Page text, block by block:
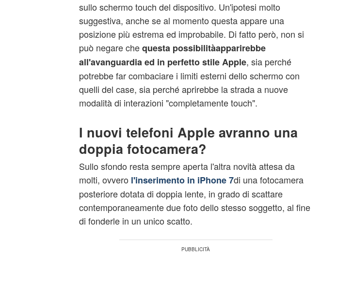
sullo schermo touch del dispositivo. Un'ipotesi molto
suggestiva, anche se al momento questa appare una
posizione più estrema ed improbabile. Di fatto però, non si
può negare chequesta possibilitàapparirebbe
all'avanguardia ed in perfetto stile Apple, sia perché
potrebbe far combaciare i limiti esterni dello schermo con
quelli del case, sia perché aprirebbe la strada a nuove
modalità di interazioni "completamente touch".
I nuovi telefoni Apple avranno una
doppia fotocamera?
Sullo sfondo resta sempre aperta l'altra novità attesa da
molti, ovvero l'inserimento in iPhone 7di una fotocamera
posteriore dotata di doppia lente, in grado di scattare
contemporaneamente due foto dello stesso soggetto, al fine
di fonderle in un unico scatto.